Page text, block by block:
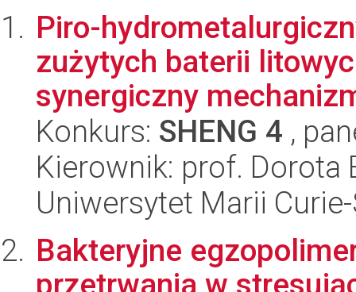
Piro-
zużytych baterii
synergiczny
Konkurs: SHENG 4 ,
Kierownik: prof. Dorota
Uniwersytet Marii
Bakteryjne
przetrwania w